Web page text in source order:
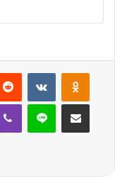
Reddit VKontakte
Viber Line E-Posta ile